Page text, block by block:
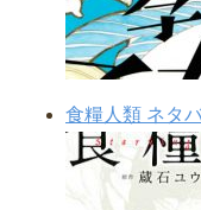
食糧人類 ネタ